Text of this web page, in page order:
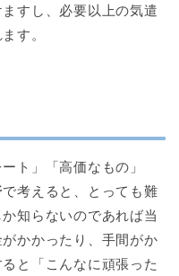
すし、必要以上の気遣
す。
ト」「高価なもの」
考えると、とっても難
知らないのであれば当
かかったり、手間がか
と「こんなに頑張った